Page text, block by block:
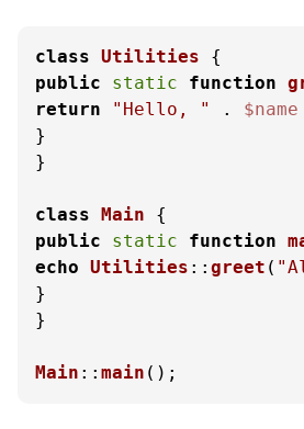
class Utilities
public
static function
return
"Hello, " . $name
}
}
class Main
public
static function
echo Utilities :: greet (
}
}
Main :: main ();